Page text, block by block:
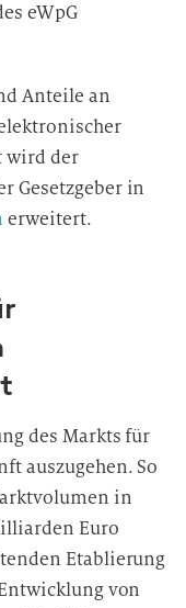
eWpG
Anteile an
wird der
Gesetzgeber in
erweitert.
des Markts für
auszugehen. So
in
Euro
Etablierung
von